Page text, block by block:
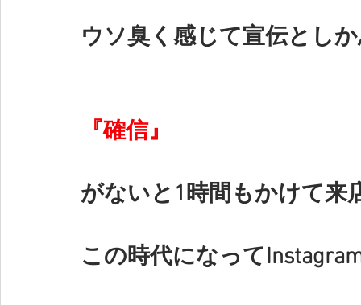
ウソ臭く感じて宣伝とし
『確信』
がないと1時間もかけて来
この時代になって